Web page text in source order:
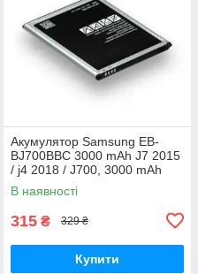
Акумулятор Samsung EB-
BJ700BBC 3000 mAh J7 2015
/ j4 2018 / J700, 3000 mAh
Original PRC
В наявності
315 ₴ 329 ₴
Купити